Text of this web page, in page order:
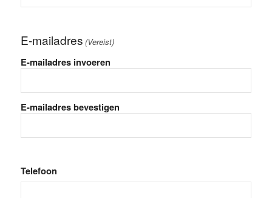
E-mailadres (Vereist)
E-mailadres invoeren
E-mailadres bevestigen
Telefoon